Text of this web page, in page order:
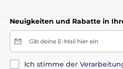
Neuigkeiten und Rabatte in
Gib deine E-Mail hier ein
Ich stimme der